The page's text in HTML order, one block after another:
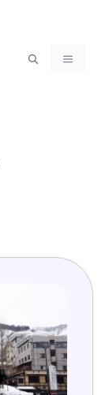
MENU